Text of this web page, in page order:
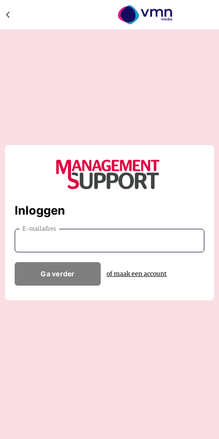
Inloggen
E-mailadres
Ga verder of maak een account